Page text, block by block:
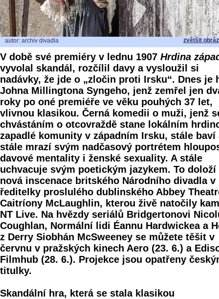
autor: archiv divadla zvětšit
V době své premiéry v lednu 1907 Hrdina
vyvolal skandál, rozčílil davy a vysloužil si
nadávky, že jde o „zločin proti Irsku“. Dnes je
Johna Millingtona Syngeho, jenž zemřel jen
roky po oné premiéře ve věku pouhých 37 let,
vlivnou klasikou. Černá komedii o muži, jenž
chvástáním o otcovraždě stane lokálním
zapadlé komunity v západním Irsku, stále baví
stále mrazí svým nadčasový portrétem
davové mentality i ženské sexuality. A stále
uchvacuje svým poetickým jazykem. To doloží
nová inscenace britského Národního divadla v
ředitelky proslulého dublinského Abbey
Caitríony McLaughlin, kterou živě natočily
NT Live. Na hvězdy seriálů Bridgertonovi
Coughlan, Normální lidi Éannu Hardwickea a
z Derry Siobhán McSweeney se můžete těšit v
červnu v pražských kinech Aero (23. 6.) a
Filmhub (28. 6.). Projekce jsou opatřeny
titulky.
Skandální hra, která se stala klasikou